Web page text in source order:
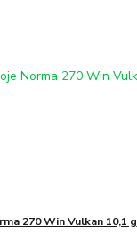
270 Win Vulkan 10,1 g